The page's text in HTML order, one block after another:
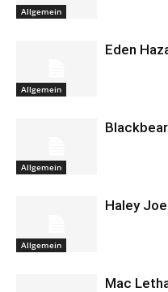
Allgemein
Allgemein
Eden
Allgemein
Allgemein
Haley
Mac